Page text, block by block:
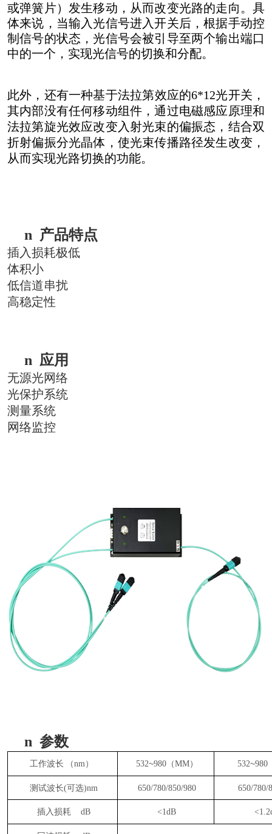
或弹簧片）发生移动，从而改变光路的走向。具
体来说，当输入光信号进入开关后，根据手动控
制信号的状态，光信号会被引导至两个输出端口
中的一个，实现光信号的切换和分配。
此外，还有一种基于法拉第效应的6*12光开关，
其内部没有任何移动组件，通过电磁感应原理和
法拉第旋光效应改变入射光束的偏振态，结合双
折射偏振分光晶体，使光束传播路径发生改变，
从而实现光路切换的功能。
n 产品特点
插入损耗极低
体积小
低信道串扰
高稳定性
n 应用
无源光网络
光保护系统
测量系统
网络监控
n 参数
工作波长 （nm） 532~980（MM） 532~980
测试波长(可选)nm 650/780/850/980 650/780/
插入损耗 dB <1dB